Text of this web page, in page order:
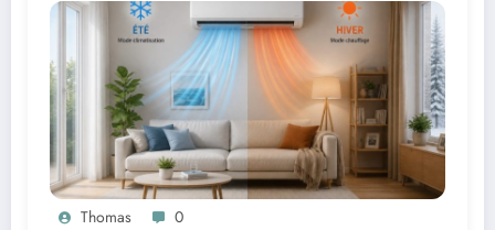
Thomas 0